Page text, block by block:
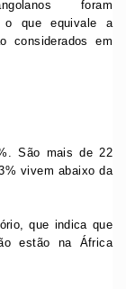
foram
o que equivale a
considerados em
São mais de 22
vivem abaixo da
que indica que
estão na África